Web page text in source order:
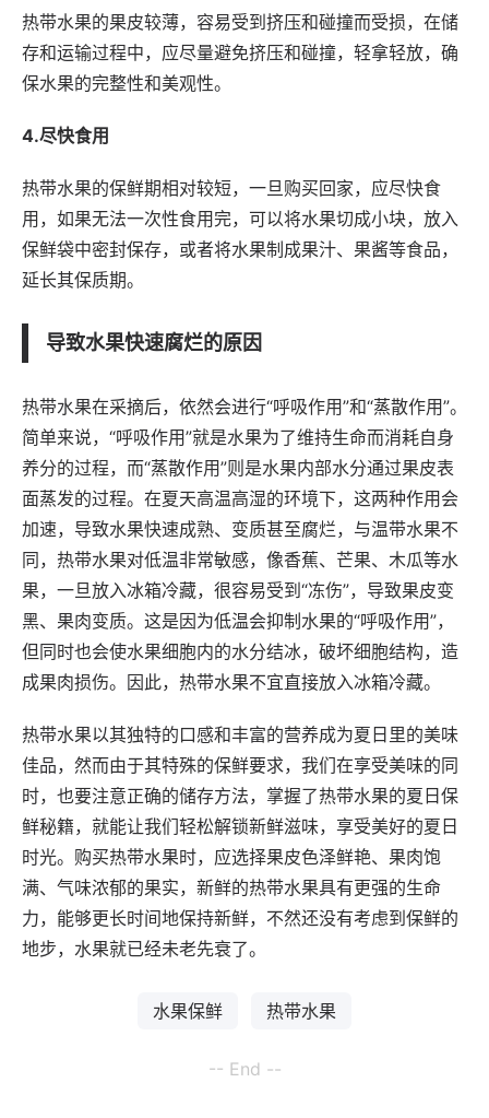
热带水果的果皮较薄，容易受到挤压和碰撞而受损，在储
存和运输过程中，应尽量避免挤压和碰撞，轻拿轻放，确
保水果的完整性和美观性。
4.尽快食用
热带水果的保鲜期相对较短，一旦购买回家，应尽快食
用，如果无法一次性食用完，可以将水果切成小块，放入
保鲜袋中密封保存，或者将水果制成果汁、果酱等食品，
延长其保质期。
导致水果快速腐烂的原因
热带水果在采摘后，依然会进行“呼吸作用”和“蒸散作用”。
简单来说，“呼吸作用”就是水果为了维持生命而消耗自身
养分的过程，而“蒸散作用”则是水果内部水分通过果皮表
面蒸发的过程。在夏天高温高湿的环境下，这两种作用会
加速，导致水果快速成熟、变质甚至腐烂，与温带水果不
同，热带水果对低温非常敏感，像香蕉、芒果、木瓜等水
果，一旦放入冰箱冷藏，很容易受到“冻伤”，导致果皮变
黑、果肉变质。这是因为低温会抑制水果的“呼吸作用”，
但同时也会使水果细胞内的水分结冰，破坏细胞结构，造
成果肉损伤。因此，热带水果不宜直接放入冰箱冷藏。
热带水果以其独特的口感和丰富的营养成为夏日里的美味
佳品，然而由于其特殊的保鲜要求，我们在享受美味的同
时，也要注意正确的储存方法，掌握了热带水果的夏日保
鲜秘籍，就能让我们轻松解锁新鲜滋味，享受美好的夏日
时光。购买热带水果时，应选择果皮色泽鲜艳、果肉饱
满、气味浓郁的果实，新鲜的热带水果具有更强的生命
力，能够更长时间地保持新鲜，不然还没有考虑到保鲜的
地步，水果就已经未老先衰了。
水果保鲜 热带水果
-- End --